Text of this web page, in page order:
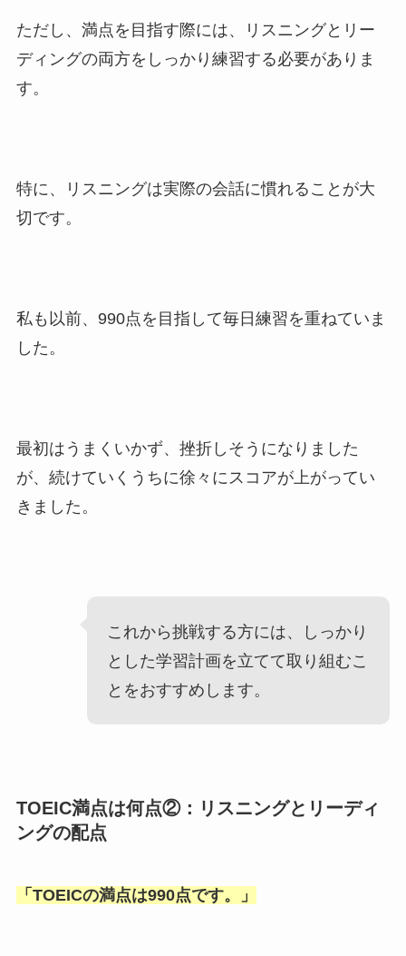
ただし、満点を目指す際には、リスニングとリー
ディングの両方をしっかり練習する必要がありま
す。
特に、リスニングは実際の会話に慣れることが大
切です。
私も以前、990点を目指して毎日練習を重ねていま
した。
最初はうまくいかず、挫折しそうになりました
が、続けていくうちに徐々にスコアが上がってい
きました。
これから挑戦する方には、しっかり
とした学習計画を立てて取り組むこ
とをおすすめします。
TOEIC満点は何点②：リスニングとリーディ
ングの配点
「 TOEICの満点は990点です。 」